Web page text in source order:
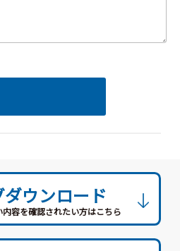
ウンロード
容を確認されたい方はこちら